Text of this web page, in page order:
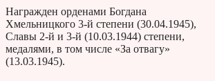
Награжден орденами Богдана
Хмельницкого 3-й степени (30.04.1945),
Славы 2-й и 3-й (10.03.1944) степени,
медалями, в том числе «За отвагу»
(13.03.1945).